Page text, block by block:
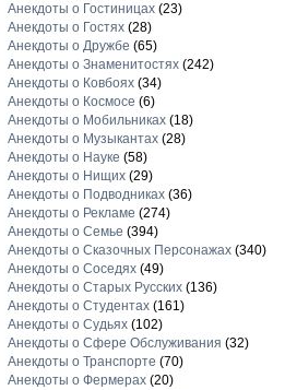
Анекдоты о Гостиницах(23)
Анекдоты о Гостях(28)
Анекдоты о Дружбе (65)
Анекдоты о Знаменитостях(242)
Анекдоты о Ковбоях(34)
Анекдоты о Космосе (6)
Анекдоты о Мобильниках(18)
Анекдоты о Музыкантах(28)
Анекдоты о Науке (58)
Анекдоты о Нищих(29)
Анекдоты о Подводниках(36)
Анекдоты о Рекламе (274)
Анекдоты о Семье (394)
Анекдоты о Сказочных Персонажах(340)
Анекдоты о Соседях(49)
Анекдоты о Старых Русских(136)
Анекдоты о Студентах(161)
Анекдоты о Судьях(102)
Анекдоты о Сфере Обслуживания (32)
Анекдоты о Транспорте (70)
Анекдоты о Фермерах(20)